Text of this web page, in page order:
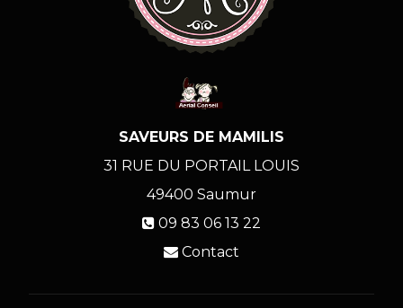
SAVEURS DE MAMILIS
31 RUE DU PORTAIL LOUIS
49400 Saumur
09 83 06 13 22
Contact